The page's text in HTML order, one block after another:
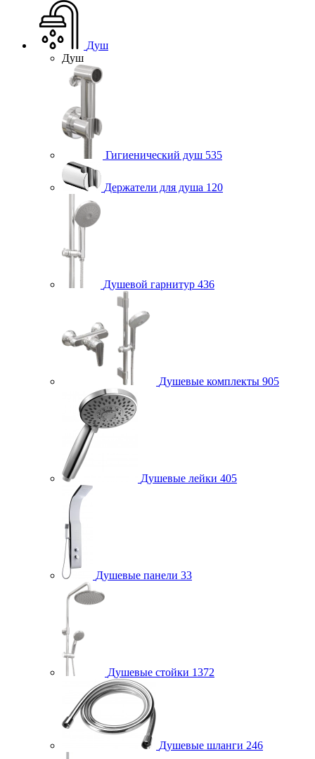
Душ
Душ
Гигиенический душ 535
Держатели для душа 120
Душевой гарнитур 436
Душевые комплекты 905
Душевые лейки 405
Душевые панели 33
Душевые стойки 1372
Душевые шланги 246